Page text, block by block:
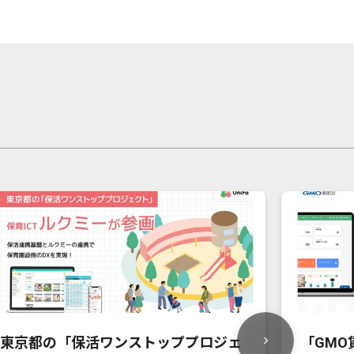
東京都の「保活ワンストッププロジェ 「